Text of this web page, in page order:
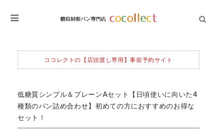
ココレクトの【店頭渡し専用】事前予約サイト
低糖質シンプル＆プレーンAセット【日頃使いに向いた4
種類のパン詰め合わせ】初めての方におすすめのお得な
セット！